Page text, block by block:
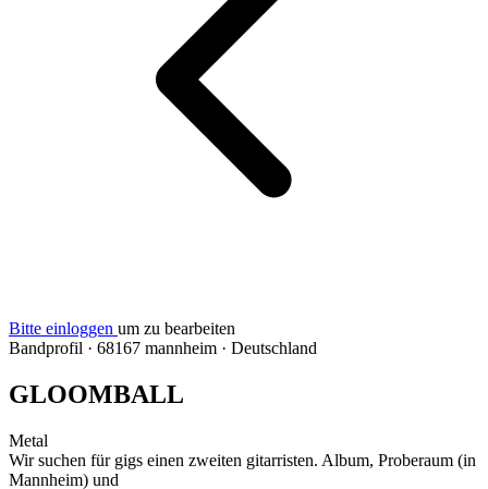
Bitte einloggen um zu bearbeiten
Bandprofil · 68167 mannheim · Deutschland
GLOOMBALL
Metal
Wir suchen für gigs einen zweiten gitarristen. Album, Proberaum (in
Mannheim) und